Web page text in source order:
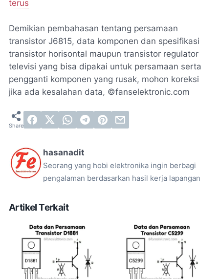
terus
Demikian pembahasan tentang persamaan
transistor J6815, data komponen dan spesifikasi
transistor horisontal maupun transistor regulator
televisi yang bisa dipakai untuk persamaan serta
pengganti komponen yang rusak, mohon koreksi
jika ada kesalahan data, ©fanselektronic.com
hasanadit
Seorang yang hobi elektronika ingin berbagi
pengalaman berdasarkan hasil kerja lapangan
Artikel Terkait